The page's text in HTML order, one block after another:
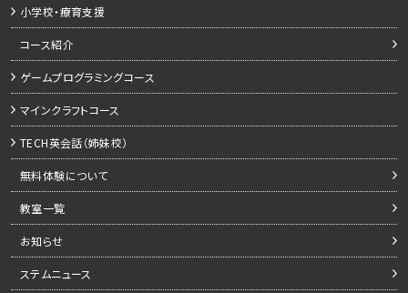
小学校・療育支援
コース紹介
ゲームプログラミングコース
マインクラフトコース
TECH英会話（姉妹校）
無料体験について
教室一覧
お知らせ
ステムニュース